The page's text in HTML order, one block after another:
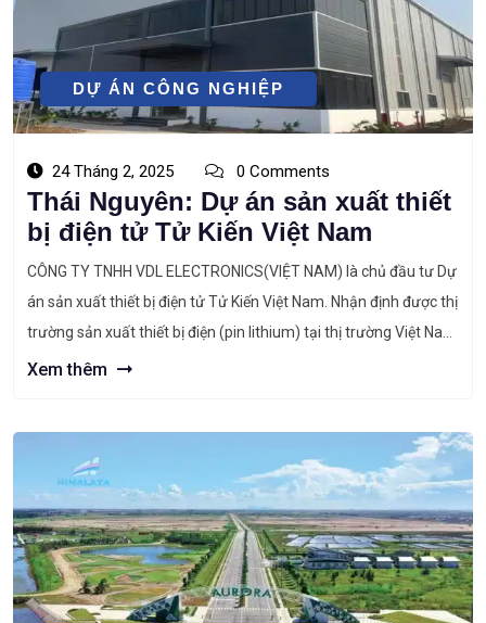
DỰ ÁN CÔNG NGHIỆP
24 Tháng 2, 2025 0 Comments
Thái Nguyên: Dự án sản xuất thiết
bị điện tử Tử Kiến Việt Nam
CÔNG TY TNHH VDL ELECTRONICS(VIỆT NAM) là chủ đầu tư Dự
án sản xuất thiết bị điện tử Tử Kiến Việt Nam. Nhận định được thị
trường sản xuất thiết bị điện (pin lithium) tại thị trường Việt Nam
có tốc độ tăng trưởng mạnh đặc biệt trong bối cảnh sự phát
Xem thêm